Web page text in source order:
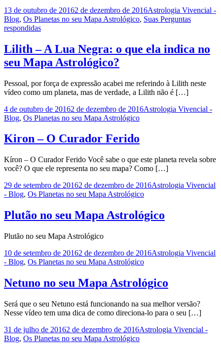
13 de outubro de 20162 de dezembro de 2016Astrologia Vivencial -
Blog, Os Planetas no seu Mapa Astrológico, Suas Perguntas
respondidas
Lilith – A Lua Negra: o que ela indica no
seu Mapa Astrológico?
Pessoal, por força de expressão acabei me referindo à Lilith neste
vídeo como um planeta, mas de verdade, a Lilith não é […]
4 de outubro de 20162 de dezembro de 2016Astrologia Vivencial -
Blog, Os Planetas no seu Mapa Astrológico
Kiron – O Curador Ferido
Kíron – O Curador Ferido Você sabe o que este planeta revela sobre
você? O que ele representa no seu mapa? Como […]
29 de setembro de 20162 de dezembro de 2016Astrologia Vivencial
- Blog, Os Planetas no seu Mapa Astrológico
Plutão no seu Mapa Astrológico
Plutão no seu Mapa Astrológico
10 de setembro de 20162 de dezembro de 2016Astrologia Vivencial
- Blog, Os Planetas no seu Mapa Astrológico
Netuno no seu Mapa Astrológico
Será que o seu Netuno está funcionando na sua melhor versão?
Nesse vídeo tem uma dica de como direciona-lo para o seu […]
31 de julho de 20162 de dezembro de 2016Astrologia Vivencial -
Blog, Os Planetas no seu Mapa Astrológico